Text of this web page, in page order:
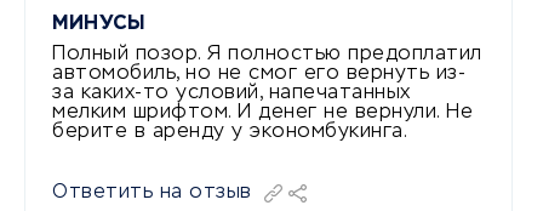
МИНУСЫ
Полный позор. Я полностью предоплатил
автомобиль, но не смог его вернуть из-
за каких-то условий, напечатанных
мелким шрифтом. И денег не вернули. Не
берите в аренду у экономбукинга.
Ответить на отзыв